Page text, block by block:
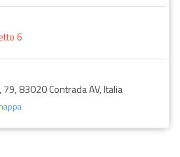
6
79, 83020 Contrada AV, Italia